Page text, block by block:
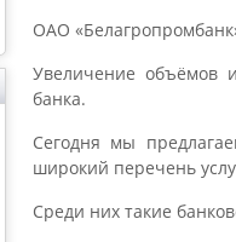
ОАО
Увеличение объёмов
банка.
Сегодня мы
широкий перечень
Среди них такие